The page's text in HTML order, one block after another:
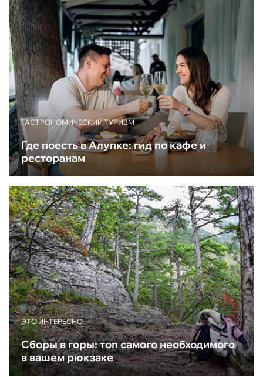
ГАСТРОНОМИЧЕСКИЙ ТУРИЗМ
Где поесть в Алупке: гид по кафе и
ресторанам
ЭТО ИНТЕРЕСНО
Сборы в горы: топ самого необходимого
в вашем рюкзаке